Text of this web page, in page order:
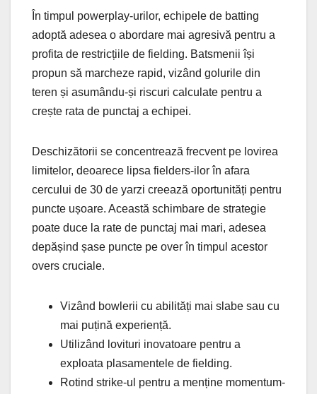
În timpul powerplay-urilor, echipele de batting
adoptă adesea o abordare mai agresivă pentru a
profita de restricțiile de fielding. Batsmenii își
propun să marcheze rapid, vizând golurile din
teren și asumându-și riscuri calculate pentru a
crește rata de punctaj a echipei.
Deschizătorii se concentrează frecvent pe lovirea
limitelor, deoarece lipsa fielders-ilor în afara
cercului de 30 de yarzi creează oportunități pentru
puncte ușoare. Această schimbare de strategie
poate duce la rate de punctaj mai mari, adesea
depășind șase puncte pe over în timpul acestor
overs cruciale.
Vizând bowlerii cu abilități mai slabe sau cu
mai puțină experiență.
Utilizând lovituri inovatoare pentru a
exploata plasamentele de fielding.
Rotind strike-ul pentru a menține momentum-